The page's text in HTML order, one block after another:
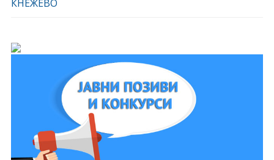
КНЕЖЕВО